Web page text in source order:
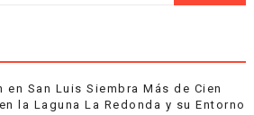
en San Luis Siembra Más de Cien
la Laguna La Redonda y su Entorno